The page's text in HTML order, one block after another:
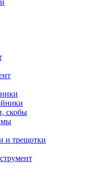
скобы
и трещотки